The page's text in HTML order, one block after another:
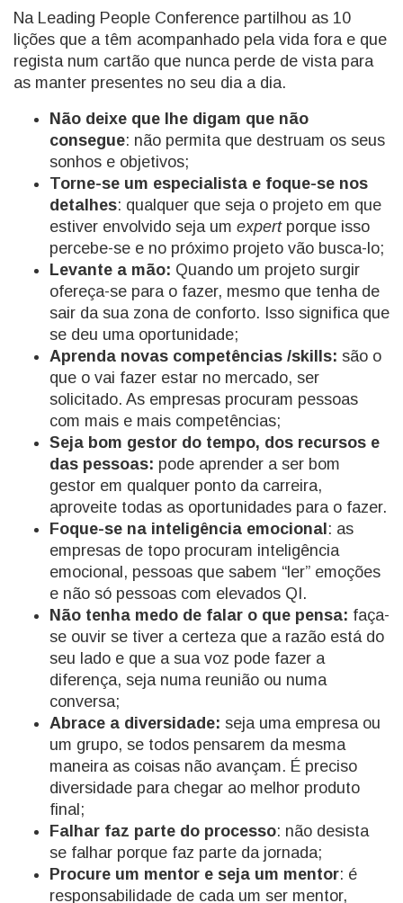
Na Leading People Conference partilhou as 10
lições que a têm acompanhado pela vida fora e que
regista num cartão que nunca perde de vista para
as manter presentes no seu dia a dia.
Não deixe que lhe digam que não
consegue: não permita que destruam os seus
sonhos e objetivos;
Torne-se um especialista e foque-se nos
detalhes: qualquer que seja o projeto em que
estiver envolvido seja um expertporque isso
percebe-se e no próximo projeto vão busca-lo;
Levante a mão: Quando um projeto surgir
ofereça-se para o fazer, mesmo que tenha de
sair da sua zona de conforto. Isso significa que
se deu uma oportunidade;
Aprenda novas competências /skills: são o
que o vai fazer estar no mercado, ser
solicitado. As empresas procuram pessoas
com mais e mais competências;
Seja bom gestor do tempo, dos recursos e
das pessoas: pode aprender a ser bom
gestor em qualquer ponto da carreira,
aproveite todas as oportunidades para o fazer.
Foque-se na inteligência emocional : as
empresas de topo procuram inteligência
emocional, pessoas que sabem “ler” emoções
e não só pessoas com elevados QI.
Não tenha medo de falar o que pensa: faça-
se ouvir se tiver a certeza que a razão está do
seu lado e que a sua voz pode fazer a
diferença, seja numa reunião ou numa
conversa;
Abrace a diversidade: seja uma empresa ou
um grupo, se todos pensarem da mesma
maneira as coisas não avançam. É preciso
diversidade para chegar ao melhor produto
final;
Falhar faz parte do processo: não desista
se falhar porque faz parte da jornada;
Procure um mentor e seja um mentor: é
responsabilidade de cada um ser mentor,